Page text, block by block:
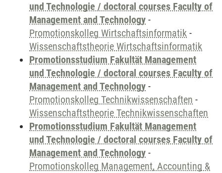
und Technologie / doctoral courses Faculty of
Management and Technology -
Promotionskolleg Wirtschaftsinformatik -
Wissenschaftstheorie Wirtschaftsinformatik
Promotionsstudium Fakultät Management
und Technologie / doctoral courses Faculty of
Management and Technology -
Promotionskolleg Technikwissenschaften -
Wissenschaftstheorie Technikwissenschaften
Promotionsstudium Fakultät Management
und Technologie / doctoral courses Faculty of
Management and Technology -
Promotionskolleg Management, Accounting &